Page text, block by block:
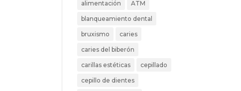
alimentación ATM
blanqueamiento dental
bruxismo caries
caries del biberón
carillas estéticas cepillado
cepillo de dientes